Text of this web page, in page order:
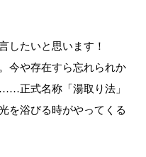
したいと思います！
今や存在すら忘れられか
正式名称「湯取り法」
を浴びる時がやってくる